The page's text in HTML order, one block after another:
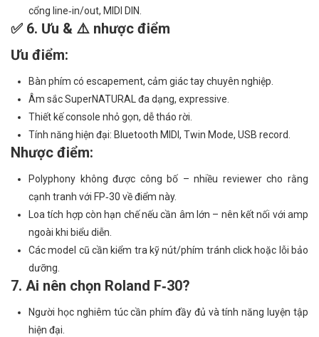
cổng line‑in/out, MIDI DIN.
✅ 6. Ưu & ⚠️ nhược điểm
Ưu điểm:
Bàn phím có escapement, cảm giác tay chuyên nghiệp.
Âm sắc SuperNATURAL đa dạng, expressive.
Thiết kế console nhỏ gọn, dễ tháo rời.
Tính năng hiện đại: Bluetooth MIDI, Twin Mode, USB record.
Nhược điểm:
Polyphony không được công bố – nhiều reviewer cho rằng
cạnh tranh với FP‑30 về điểm này.
Loa tích hợp còn hạn chế nếu cần âm lớn – nên kết nối với amp
ngoài khi biểu diễn.
Các model cũ cần kiểm tra kỹ nút/phím tránh click hoặc lỗi bảo
dưỡng.
7. Ai nên chọn Roland F‑30?
Người học nghiêm túc cần phím đầy đủ và tính năng luyện tập
hiện đại.